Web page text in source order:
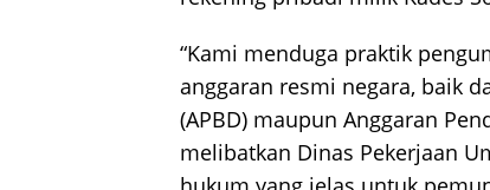
“Kami menduga praktik
anggaran resmi negara, baik
(APBD) maupun Anggaran
melibatkan Dinas Pekerjaan